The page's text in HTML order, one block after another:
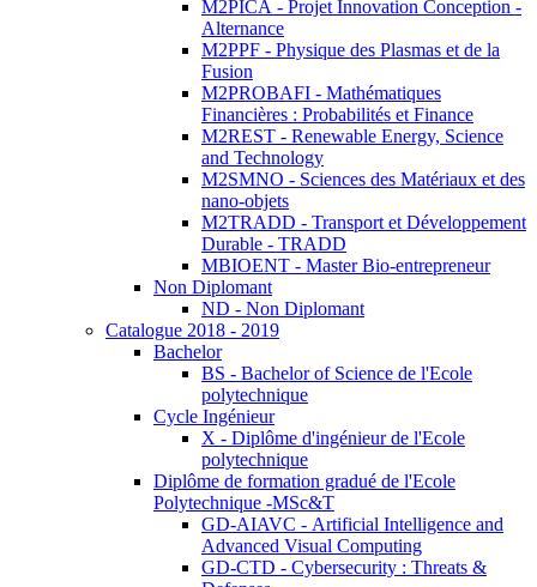
M2PICA - Projet Innovation Conception -
Alternance
M2PPF - Physique des Plasmas et de la
Fusion
M2PROBAFI - Mathématiques
Financières : Probabilités et Finance
M2REST - Renewable Energy, Science
and Technology
M2SMNO - Sciences des Matériaux et des
nano-objets
M2TRADD - Transport et Développement
Durable - TRADD
MBIOENT - Master Bio-entrepreneur
Non Diplomant
ND - Non Diplomant
Catalogue 2018 - 2019
Bachelor
BS - Bachelor of Science de l'Ecole
polytechnique
Cycle Ingénieur
X - Diplôme d'ingénieur de l'Ecole
polytechnique
Diplôme de formation gradué de l'Ecole
Polytechnique -MSc&T
GD-AIAVC - Artificial Intelligence and
Advanced Visual Computing
GD-CTD - Cybersecurity : Threats &